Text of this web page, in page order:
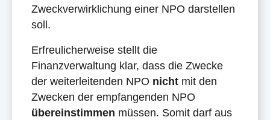
Zweckverwirklichung einer NPO darstellen
soll.
Erfreulicherweise stellt die
Finanzverwaltung klar, dass die Zwecke
der weiterleitenden NPO nicht mit den
Zwecken der empfangenden NPO
übereinstimmen müssen. Somit darf aus